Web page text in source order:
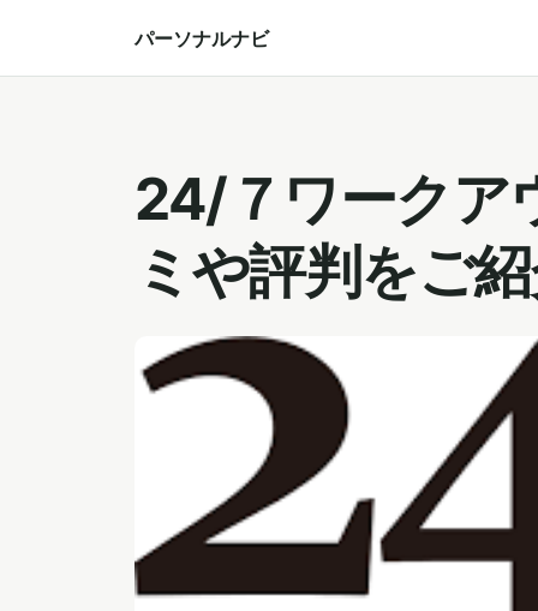
パーソナルナビ
24/７ワークア
ミや評判をご